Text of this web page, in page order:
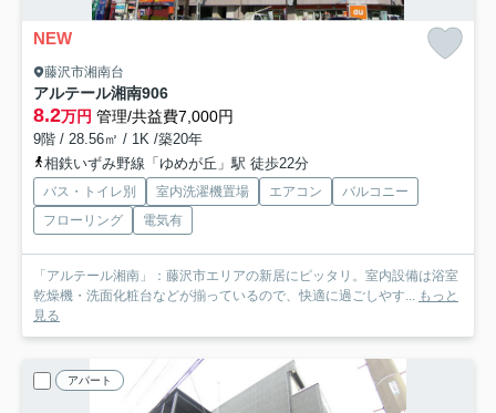
NEW
藤沢市湘南台
アルテール湘南906
8.2万円 管理/共益費7,000円
9階 / 28.56㎡ / 1K /築20年
相鉄いずみ野線「ゆめが丘」駅 徒歩22分
バス・トイレ別 室内洗濯機置場 エアコン
バルコニー
フローリング
電気有
「アルテール湘南」：藤沢市エリアの新居にピッタリ。室内設備は浴室
乾燥機・洗面化粧台などが揃っているので、快適に過ごしやす... もっと
見る
アパート